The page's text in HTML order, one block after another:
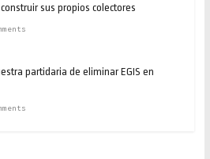
sus propios colectores
partidaria de eliminar EGIS en